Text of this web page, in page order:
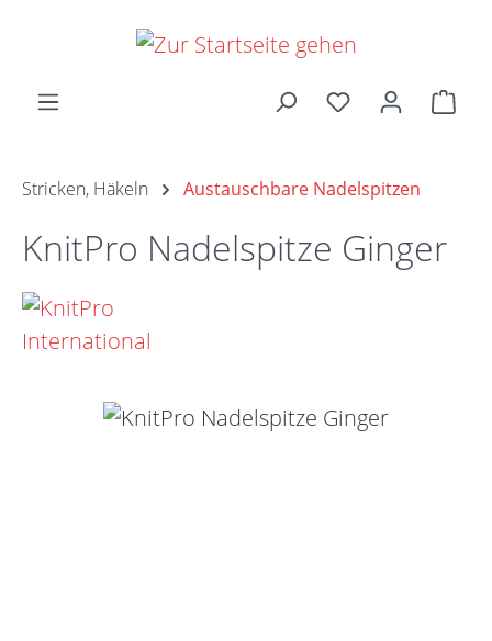
Zum Hauptinhalt springen
Stricken, Häkeln Austauschbare Nadelspitzen
KnitPro Nadelspitze Ginger
Bildergalerie überspringen